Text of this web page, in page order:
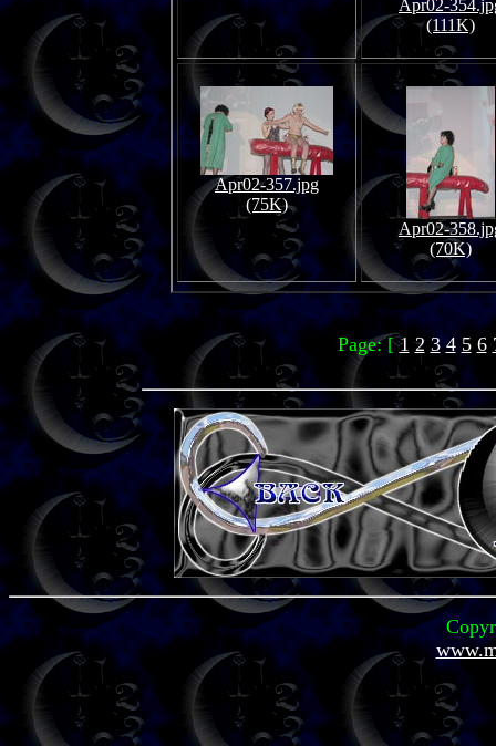
Apr02-
(111K)
Apr02-357.jpg
(75K)
Apr02-
(70K)
Page: [1 2 3 4 5 6